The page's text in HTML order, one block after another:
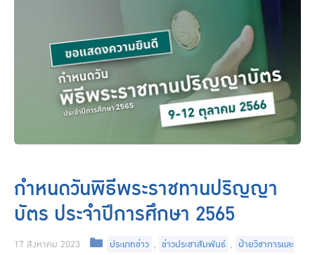
กำหนดวันพิธีพระราชทานปริญญา
บัตร ประจำปีการศึกษา 2565
17 สิงหาคม 2023 ประเภทข่าว , ข่าวประชาสัมพันธ์ , ฝ่ายวิชาการและ